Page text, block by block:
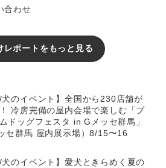
合わせ
レポートをもっと見る
/犬のイベント】全国から230店舗が
冷房完備の屋内会場で楽しむ「プ
ドッグフェスタ in Gメッセ群馬」
セ群馬 屋内展示場）8/15〜16
/犬のイベント】愛犬ときらめく夏の